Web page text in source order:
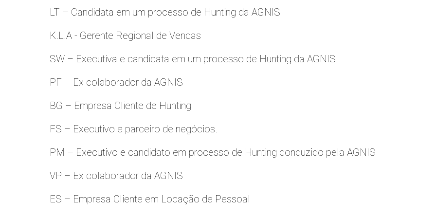
LT – Candidata em um processo de Hunting da AGNIS
K.L.A - Gerente Regional de Vendas
SW – Executiva e candidata em um processo de Hunting da AGNIS.
PF – Ex colaborador da AGNIS
BG – Empresa Cliente de Hunting
FS – Executivo e parceiro de negócios.
PM – Executivo e candidato em processo de Hunting conduzido pela AGNIS
VP – Ex colaborador da AGNIS
ES – Empresa Cliente em Locação de Pessoal